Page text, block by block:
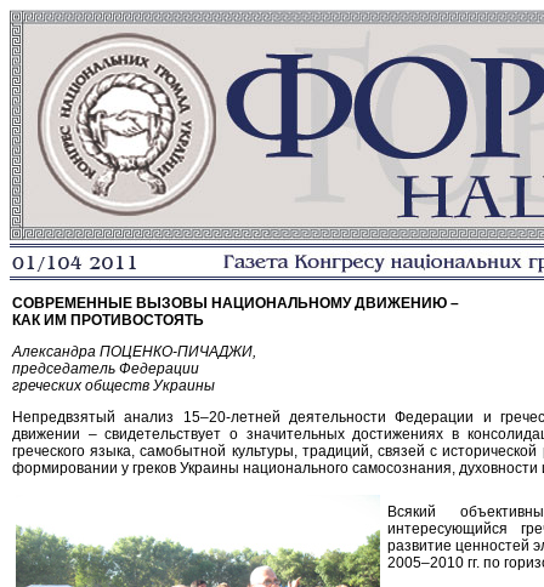
СОВРЕМЕННЫЕ ВЫЗОВЫ НАЦИОНАЛЬНОМУ ДВИЖЕНИЮ –
КАК ИМ ПРОТИВОСТОЯТЬ
Александра ПОЦЕНКО-ПИЧАДЖИ,
председатель Федерации
греческих обществ Украины
Непредвзятый анализ 15–20-летней деятельности Федерации и
движении – свидетельствует о значительных достижениях в
греческого языка, самобытной культуры, традиций, связей с
формировании у греков Украины национального самосознания, духовности
Всякий
интересующийся
развитие ценностей
2005–2010 гг. по